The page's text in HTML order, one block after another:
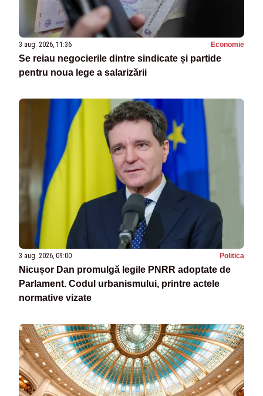
3 aug. 2026, 11:36 Economie
Se reiau negocierile dintre sindicate și partide
pentru noua lege a salarizării
3 aug. 2026, 09:00 Politica
Nicușor Dan promulgă legile PNRR adoptate de
Parlament. Codul urbanismului, printre actele
normative vizate